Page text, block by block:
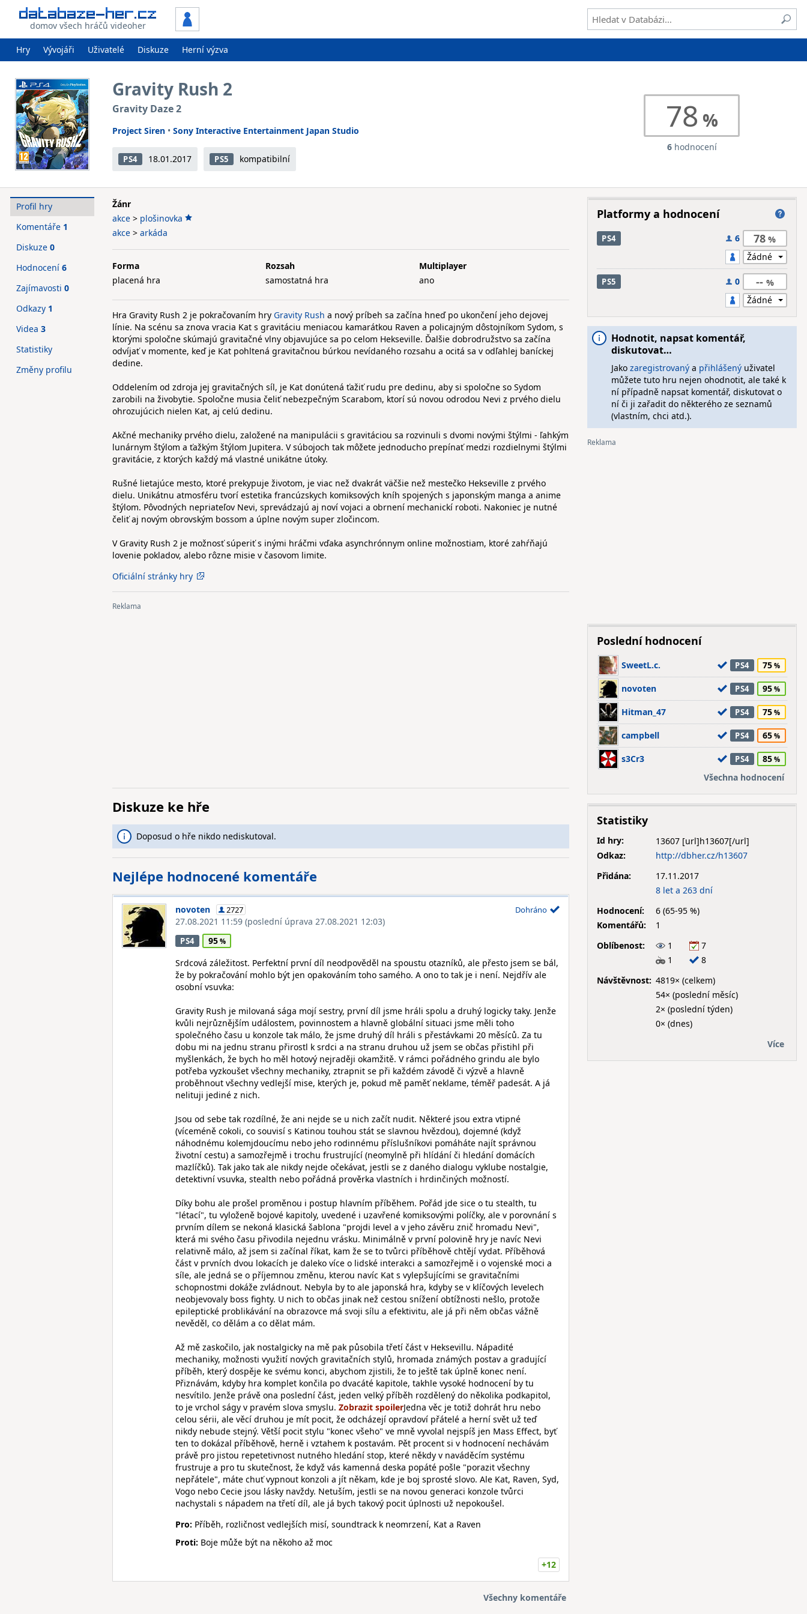
domov všech hráčů videoher
Hry Vývojáři Uživatelé Diskuze Herní výzva
Gravity Rush 2
Gravity Daze 2
Project Siren • Sony Interactive Entertainment Japan Studio
PS4 18.01.2017 PS5 kompatibilní
78
6hodnocení
Žánr
akce > plošinovka
akce > arkáda
Forma
placená hra
Rozsah
samostatná hra
Multiplayer
ano
Hra Gravity Rush 2 je pokračovaním hry Gravity Rush a nový príbeh sa začína hneď po ukončení jeho dejovej
línie. Na scénu sa znova vracia Kat s gravitáciu meniacou kamarátkou Raven a policajným dôstojníkom Sydom, s
ktorými spoločne skúmajú gravitačné vlny objavujúce sa po celom Hekseville. Ďalšie dobrodružstvo sa začína
odvíjať v momente, keď je Kat pohltená gravitačnou búrkou nevídaného rozsahu a ocitá sa v odľahlej baníckej
dedine.
Oddelením od zdroja jej gravitačných síl, je Kat donútená ťažiť rudu pre dedinu, aby si spoločne so Sydom
zarobili na živobytie. Spoločne musia čeliť nebezpečným Scarabom, ktorí sú novou odrodou Nevi z prvého dielu
ohrozujúcich nielen Kat, aj celú dedinu.
Akčné mechaniky prvého dielu, založené na manipulácii s gravitáciou sa rozvinuli s dvomi novými štýlmi - ľahkým
lunárnym štýlom a ťažkým štýlom Jupitera. V súbojoch tak môžete jednoducho prepínať medzi rozdielnymi štýlmi
gravitácie, z ktorých každý má vlastné unikátne útoky.
Rušné lietajúce mesto, ktoré prekypuje životom, je viac než dvakrát väčšie než mestečko Hekseville z prvého
dielu. Unikátnu atmosféru tvorí estetika francúzskych komiksových kníh spojených s japonským manga a anime
štýlom. Pôvodných nepriateľov Nevi, sprevádzajú aj noví vojaci a obrnení mechanickí roboti. Nakoniec je nutné
čeliť aj novým obrovským bossom a úplne novým super zločincom.
V Gravity Rush 2 je možnosť súperiť s inými hráčmi vďaka asynchrónnym online možnostiam, ktoré zahŕňajú
lovenie pokladov, alebo rôzne misie v časovom limite.
Oficiální stránky hry
Diskuze ke hře
Doposud o hře nikdo nediskutoval.
Nejlépe hodnocené komentáře
novoten 2727
27.08.2021 11:59 (poslední úprava 27.08.2021 12:03)
Dohráno
PS4
95
Srdcová záležitost. Perfektní první díl neodpověděl na spoustu otazníků, ale přesto jsem se bál,
že by pokračování mohlo být jen opakováním toho samého. A ono to tak je i není. Nejdřív ale
osobní vsuvka:
Gravity Rush je milovaná sága mojí sestry, první díl jsme hráli spolu a druhý logicky taky. Jenže
kvůli nejrůznějším událostem, povinnostem a hlavně globální situaci jsme měli toho
společného času u konzole tak málo, že jsme druhý díl hráli s přestávkami 20 měsíců. Za tu
dobu mi na jednu stranu přirostl k srdci a na stranu druhou už jsem se občas přistihl při
myšlenkách, že bych ho měl hotový nejraději okamžitě. V rámci pořádného grindu ale bylo
potřeba vyzkoušet všechny mechaniky, ztrapnit se při každém závodě či výzvě a hlavně
proběhnout všechny vedlejší mise, kterých je, pokud mě paměť neklame, téměř padesát. A já
nelituji jediné z nich.
Jsou od sebe tak rozdílné, že ani nejde se u nich začít nudit. Některé jsou extra vtipné
(víceméně cokoli, co souvisí s Katinou touhou stát se slavnou hvězdou), dojemné (když
náhodnému kolemjdoucímu nebo jeho rodinnému příslušníkovi pomáháte najít správnou
životní cestu) a samozřejmě i trochu frustrující (neomylně při hlídání či hledání domácích
mazlíčků). Tak jako tak ale nikdy nejde očekávat, jestli se z daného dialogu vyklube nostalgie,
detektivní vsuvka, stealth nebo pořádná prověrka vlastních i hrdinčiných možností.
Díky bohu ale prošel proměnou i postup hlavním příběhem. Pořád jde sice o tu stealth, tu
"létací", tu vyloženě bojové kapitoly, uvedené i uzavřené komiksovými políčky, ale v porovnání s
prvním dílem se nekoná klasická šablona "projdi level a v jeho závěru znič hromadu Nevi",
která mi svého času přivodila nejednu vrásku. Minimálně v první polovině hry je navíc Nevi
relativně málo, až jsem si začínal říkat, kam že se to tvůrci příběhově chtějí vydat. Příběhová
část v prvních dvou lokacích je daleko více o lidské interakci a samozřejmě i o vojenské moci a
síle, ale jedná se o příjemnou změnu, kterou navíc Kat s vylepšujícími se gravitačními
schopnostmi dokáže zvládnout. Nebyla by to ale japonská hra, kdyby se v klíčových levelech
neobjevovaly boss fighty. U nich to občas jinak než cestou snížení obtížnosti nešlo, protože
epileptické problikávání na obrazovce má svoji sílu a efektivitu, ale já při něm občas vážně
nevěděl, co dělám a co dělat mám.
Až mě zaskočilo, jak nostalgicky na mě pak působila třetí část v Heksevillu. Nápadité
mechaniky, možnosti využití nových gravitačních stylů, hromada známých postav a gradující
příběh, který dospěje ke svému konci, abychom zjistili, že to ještě tak úplně konec není.
Přiznávám, kdyby hra komplet končila po dvacáté kapitole, takhle vysoké hodnocení by tu
nesvítilo. Jenže právě ona poslední část, jeden velký příběh rozdělený do několika podkapitol,
to je vrchol ságy v pravém slova smyslu.
Jedna věc je totiž dohrát hru nebo
celou sérii, ale věcí druhou je mít pocit, že odcházejí opravdoví přátelé a herní svět už teď
nikdy nebude stejný. Větší pocit stylu "konec všeho" ve mně vyvolal nejspíš jen Mass Effect, byť
ten to dokázal příběhově, herně i vztahem k postavám. Pět procent si v hodnocení nechávám
právě pro jistou repetetivnost nutného hledání stop, které někdy v naváděcím systému
frustruje a pro tu skutečnost, že když vás kamenná deska popáté pošle "porazit všechny
nepřátele", máte chuť vypnout konzoli a jít někam, kde je boj sprosté slovo. Ale Kat, Raven, Syd,
Vogo nebo Cecie jsou lásky navždy. Netuším, jestli se na novou generaci konzole tvůrci
nachystali s nápadem na třetí díl, ale já bych takový pocit úplnosti už nepokoušel.
Pro: Příběh, rozličnost vedlejších misí, soundtrack k neomrzení, Kat a Raven
Proti: Boje může být na někoho až moc
+12
Všechny komentáře
Profil hry
Komentáře 1
Diskuze 0
Hodnocení 6
Zajímavosti 0
Odkazy 1
Videa 3
Statistiky
Změny profilu
Platformy a hodnocení
PS4 6 78
PS5 0 --
Hodnotit, napsat komentář,
diskutovat…
Jako zaregistrovanýa přihlášenýuživatel
můžete tuto hru nejen ohodnotit, ale také k
ní případně napsat komentář, diskutovat o
ní či ji zařadit do některého ze seznamů
(vlastním, chci atd.).
Poslední hodnocení
SweetL.c. PS4 75
novoten PS4 95
Hitman_47 PS4 75
campbell PS4 65
s3Cr3 PS4
85
Všechna hodnocení
Statistiky
Id hry:
13607
Odkaz:
http://dbher.cz/h13607
Přidána:
17.11.2017
8 let a 263 dní
Hodnocení:
6 (65-95 %)
Komentářů:
1
Oblíbenost:
1
7
1
8
Návštěvnost: 4819× (celkem)
54× (poslední měsíc)
2× (poslední týden)
0× (dnes)
Více